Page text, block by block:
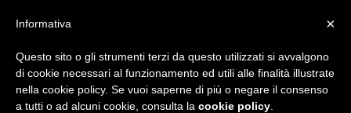
×
Informativa
Questo sito o gli strumenti terzi da questo utilizzati si avvalgono
di cookie necessari al funzionamento ed utili alle finalità illustrate
nella cookie policy. Se vuoi saperne di più o negare il consenso
a tutti o ad alcuni cookie, consulta la cookie policy